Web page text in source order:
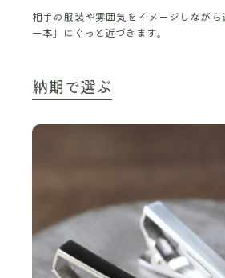
相手の服装や雰囲気をイメージしなが
一本」にぐっと近づきます。
納期で選ぶ